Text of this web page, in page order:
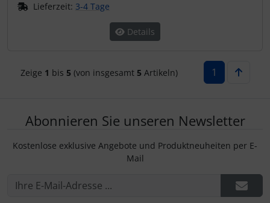
Lieferzeit: 3-4 Tage
Details
Zeige 1 bis 5 (von insgesamt 5 Artikeln) 1
Abonnieren Sie unseren Newsletter
Kostenlose exklusive Angebote und Produktneuheiten per E-
Mail